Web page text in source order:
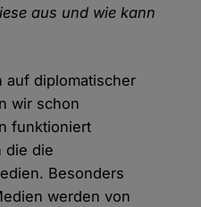
aus und wie kann
auf diplomatischer
wir schon
funktioniert
die die
Besonders
werden von